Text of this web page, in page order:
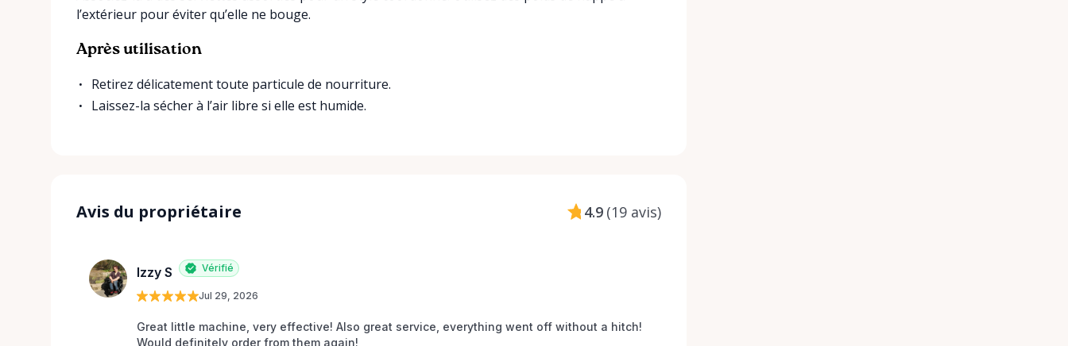
l’extérieur pour éviter qu’elle ne bouge.
Après utilisation
Retirez délicatement toute particule de nourriture.
Laissez-la sécher à l’air libre si elle est humide.
Avis du propriétaire 4.9 (19 avis)
Izzy S Vérifié
Jul 29, 2026
Great little machine, very effective! Also great service, everything went off without a hitch!
Would definitely order from them again!